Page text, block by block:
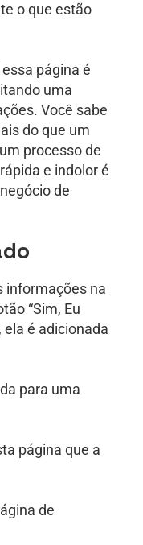
o que estão
página é
uma
Você sabe
do que um
processo de
e indolor é
de
informações na
“Sim, Eu
ela é adicionada
para uma
página que a